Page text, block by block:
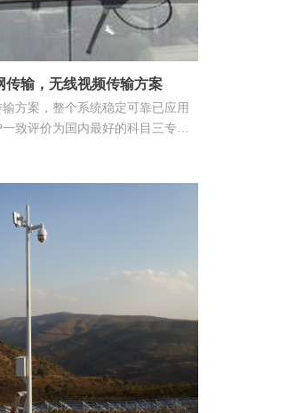
传输，无线视频传输方案
方案，整个系统稳定可靠已应用
致评价为国内最好的科目三专用
料存储和查询、站点集中管理等
理系统。